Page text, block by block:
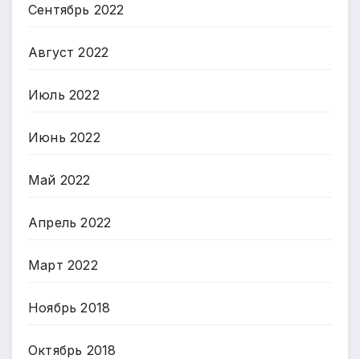
Сентябрь 2022
Август 2022
Июль 2022
Июнь 2022
Май 2022
Апрель 2022
Март 2022
Ноябрь 2018
Октябрь 2018